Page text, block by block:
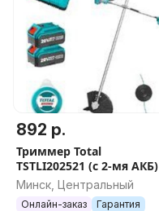
892 р.
Триммер Total
TSTLI202521 (с 2-мя АКБ)
Минск, Центральный
Онлайн-заказ Гарантия